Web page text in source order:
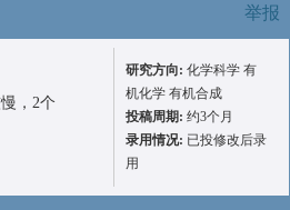
举报
，2个
研究方向: 化学科学 有
机化学 有机合成
投稿周期: 约3个月
录用情况: 已投修改后录
用